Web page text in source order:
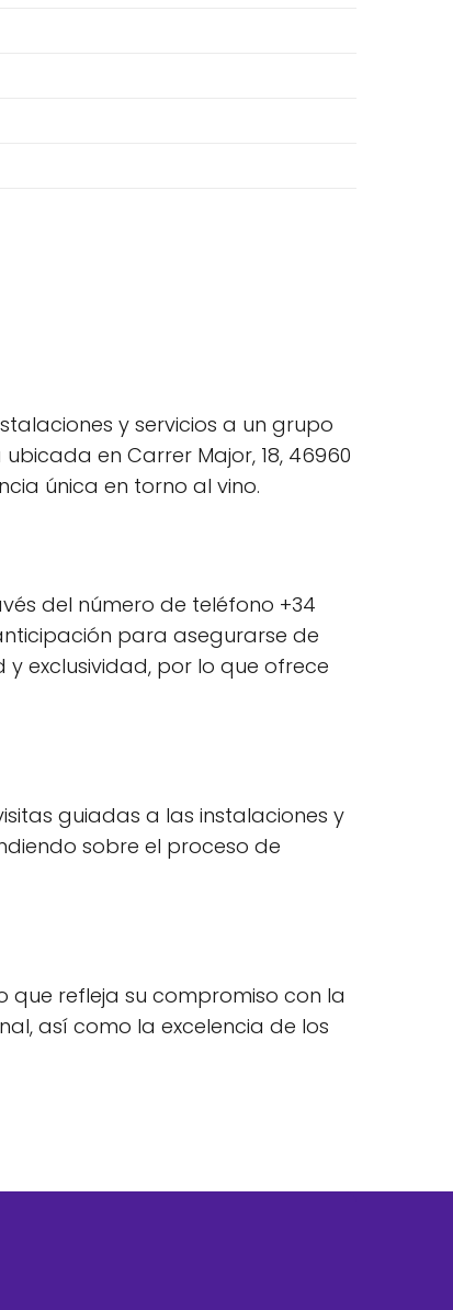
y servicios a un grupo
en Carrer Major, 18, 46960
única en torno al vino.
del número de teléfono +34
para asegurarse de
exclusividad, por lo que ofrece
guiadas a las instalaciones y
sobre el proceso de
que refleja su compromiso con la
así como la excelencia de los